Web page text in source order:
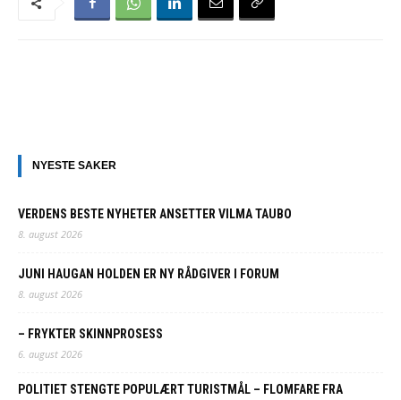
NYESTE SAKER
VERDENS BESTE NYHETER ANSETTER VILMA TAUBO
8. august 2026
JUNI HAUGAN HOLDEN ER NY RÅDGIVER I FORUM
8. august 2026
– FRYKTER SKINNPROSESS
6. august 2026
POLITIET STENGTE POPULÆRT TURISTMÅL – FLOMFARE FRA